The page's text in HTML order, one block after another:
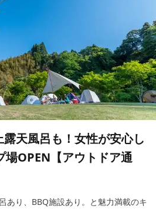
天風呂も！女性が安心し
場OPEN【アウトドア通
あり、BBQ施設あり。と魅力満載のキ